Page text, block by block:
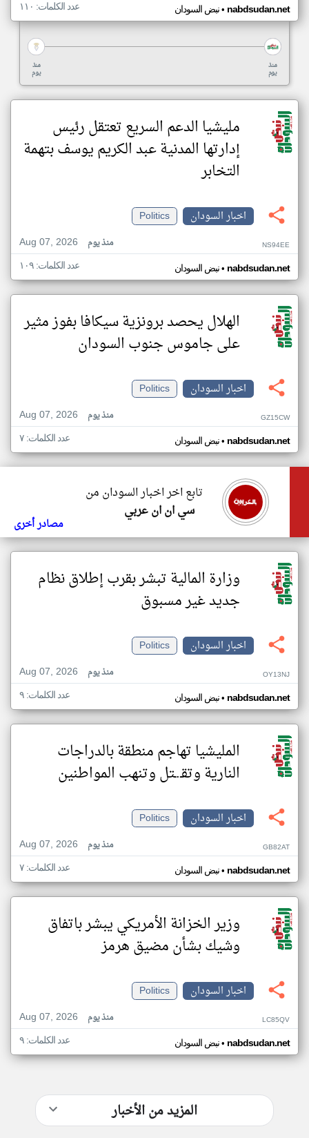
نبض السودان• nabdsudan.net عدد الكلمات: ١١٠
منذ
يوم
منذ
يوم
مليشيا الدعم السريع تعتقل رئيس
إدارتها المدنية عبد الكريم يوسف بتهمة
التخابر
اخبار السودان
Politics
Aug 07, 2026
منذ يوم NS94EE
نبض السودان• nabdsudan.net عدد الكلمات: ١٠٩
الهلال يحصد برونزية سيكافا بفوز مثير
على جاموس جنوب السودان
اخبار السودان
Politics
Aug 07, 2026
منذ يوم GZ15CW
نبض السودان• nabdsudan.net عدد الكلمات: ٧
تابع اخر اخبار السودان من
سي ان ان عربي
مصادر أخرى
وزارة المالية تبشر بقرب إطلاق نظام
جديد غير مسبوق
اخبار السودان
Politics
Aug 07, 2026
منذ يوم OY13NJ
نبض السودان• nabdsudan.net عدد الكلمات: ٩
المليشيا تهاجم منطقة بالدراجات
النارية وتقـ.ـتل وتنهب المواطنين
اخبار السودان
Politics
Aug 07, 2026
منذ يوم GB82AT
نبض السودان• nabdsudan.net عدد الكلمات: ٧
وزير الخزانة الأمريكي يبشر باتفاق
وشيك بشأن مضيق هرمز
اخبار السودان
Politics
Aug 07, 2026
منذ يوم LC85QV
نبض السودان• nabdsudan.net عدد الكلمات: ٩
المزيد من الأخبار